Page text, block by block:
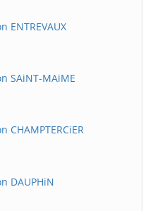
ENTREVAUX
SAiNT-MAiME
DAUPHiN